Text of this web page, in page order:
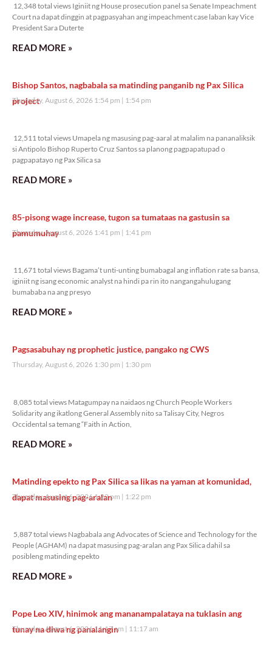
12,348 total views Iginiit ng House prosecution panel sa Senate Impeachment
Court na dapat dinggin at pagpasyahan ang impeachment case laban kay Vice
President Sara Duterte
READ MORE »
Bishop Santos, nagbabala sa matinding panganib ng Pax Silica
project
Thursday, August 6, 2026 1:54 pm 1:54 pm
12,511 total views Umapela ng masusing pag-aaral at malalim na pananaliksik
si Antipolo Bishop Ruperto Cruz Santos sa planong pagpapatupad o
pagpapatayo ng Pax Silica sa
READ MORE »
85-pisong wage increase, tugon sa tumataas na gastusin sa
pamumuhay
Thursday, August 6, 2026 1:41 pm 1:41 pm
11,671 total views Bagama’t unti-unting bumabagal ang inflation rate sa bansa,
iginiit ng isang economic analyst na hindi pa rin ito nangangahulugang
bumababa na ang presyo
READ MORE »
Pagsasabuhay ng prophetic justice, pangako ng CWS
Thursday, August 6, 2026 1:30 pm 1:30 pm
8,085 total views Matagumpay na naidaos ng Church People Workers
Solidarity ang ikatlong General Assembly nito sa Talisay City, Negros
Occidental sa temang “Faith in Action,
READ MORE »
Matinding epekto ng Pax Silica sa likas na yaman at komunidad,
dapat masusing pag-aralan
Thursday, August 6, 2026 1:22 pm 1:22 pm
5,887 total views Nagbabala ang Advocates of Science and Technology for the
People (AGHAM) na dapat masusing pag-aralan ang Pax Silica dahil sa
posibleng matinding epekto
READ MORE »
Pope Leo XIV, hinimok ang mananampalataya na tuklasin ang
tunay na diwa ng panalangin
Thursday, August 6, 2026 11:17 am 11:17 am